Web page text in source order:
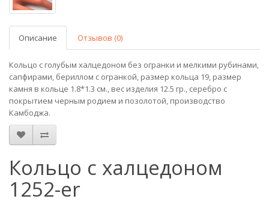
Описание Отзывов (0)
Кольцо с голубым халцедоном без огранки и мелкими рубинами,
сапфирами, бериллом с огранкой, размер кольца 19, размер
камня в кольце 1.8*1.3 см., вес изделия 12.5 гр., серебро с
покрытием черным родием и позолотой, производство
Камбоджа.
Кольцо с халцедоном
1252-er